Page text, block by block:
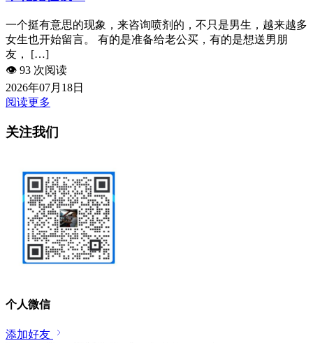
一个挺有意思的现象，来咨询喷剂的，不只是男生，越来越多
女生也开始留言。 有的是准备给老公买，有的是想送男朋
友， […]
👁️ 93 次阅读
2026年07月18日
阅读更多
关注我们
个人微信
添加好友